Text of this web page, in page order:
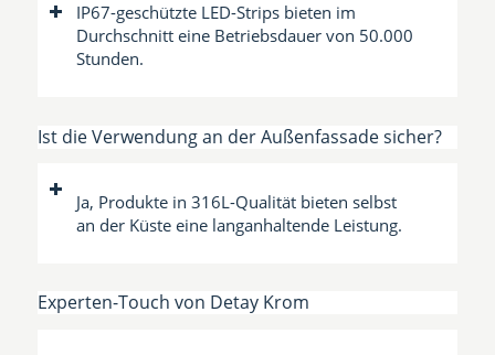
IP67-geschützte LED-Strips bieten im
Durchschnitt eine Betriebsdauer von 50.000
Stunden.
Ist die Verwendung an der Außenfassade sicher?
Ja, Produkte in 316L-Qualität bieten selbst
an der Küste eine langanhaltende Leistung.
Experten-Touch von Detay Krom